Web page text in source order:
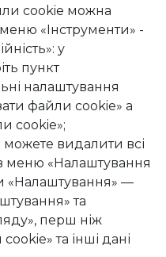
cookie можна
«Інструменти» -
у
пункт
налаштування
файли cookie» а
cookie»;
можете видалити всі
меню «Налаштування
«Налаштування» —
та
перш ніж
та інші дані